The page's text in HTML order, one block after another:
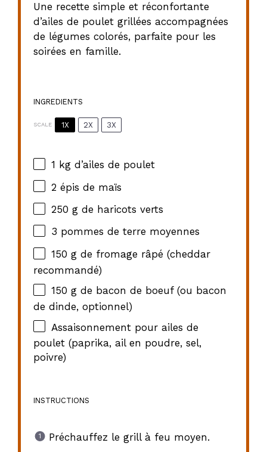
Une recette simple et réconfortante
d’ailes de poulet grillées accompagnées
de légumes colorés, parfaite pour les
soirées en famille.
INGREDIENTS
SCALE 1X 2X 3X
1 kg d’ailes de poulet
2 épis de maïs
250 g de haricots verts
3 pommes de terre moyennes
150 g de fromage râpé (cheddar
recommandé)
150 g de bacon de boeuf (ou bacon
de dinde, optionnel)
Assaisonnement pour ailes de
poulet (paprika, ail en poudre, sel,
poivre)
INSTRUCTIONS
Préchauffez le grill à feu moyen.